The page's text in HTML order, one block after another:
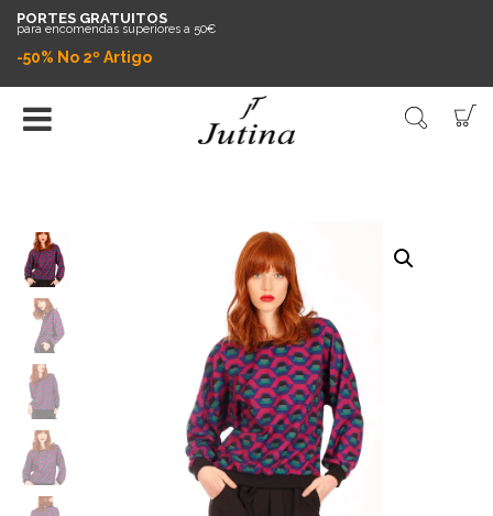
PORTES GRATUITOS
para encomendas superiores a 50€
-50% No 2º Artigo